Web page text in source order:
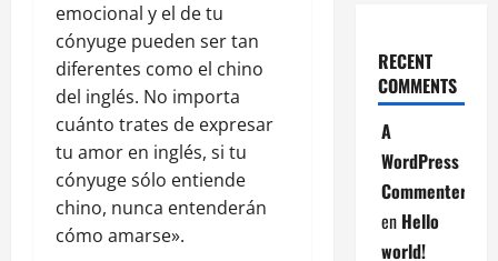
emocional y el de tu
cónyuge pueden ser tan
diferentes como el chino
del inglés. No importa
cuánto trates de expresar
tu amor en inglés, si tu
cónyuge sólo entiende
chino, nunca entenderán
cómo amarse».
RECENT
COMMENTS
A
WordPress
Commenter
en Hello
world!